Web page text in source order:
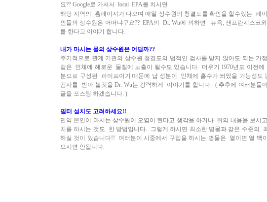
요?? Google로 가셔서 local EPA를 치시면
해당 지역의 홈페이지가 나오며 매일 상수원의 청결도를 확인을 할수있는 페
인들의 상수원은 어떠냐구요?? EPA의 Dr. Wu에 의하면 뉴욕, 샌프란시스코
를 한다고 이야기 합니다.
내가 마시는 물의 상수원은 어딜까??
주기적으로 관계 기관의 상수원 청결도의 법적인 검사를 받지 않아도 되는 가
같은 인체에 해로운 물질에 노출이 될수도 있습니다. 더우기 1970년도 이전에
분으로 구성된 파이프이기 때문에 납 성분이 인체에 흡수가 되었을 가능성
검사를 받아 볼것을Dr. Wu는 강력하게 이야기를 합니다. ( 추후에 여러분들
글을 포스팅 하겠습니다. )
필터 설치도 고려하세요!!
만약 본인이 마시는 상수원이 오염이 된다고 생각을 하거나 위의 내용을 보시
치를 하시는 것도 한 방법입니다. 그렇게 하시면 최소한 병물과 같은 수준의
하실 것이 있습니다!! 여러분이 시중에서 구입을 하시는 병물은 열이면 열 백
으시면 안됩니다.